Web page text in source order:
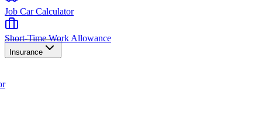
Job Car Calculator
Short-Time Work Allowance
Insurance